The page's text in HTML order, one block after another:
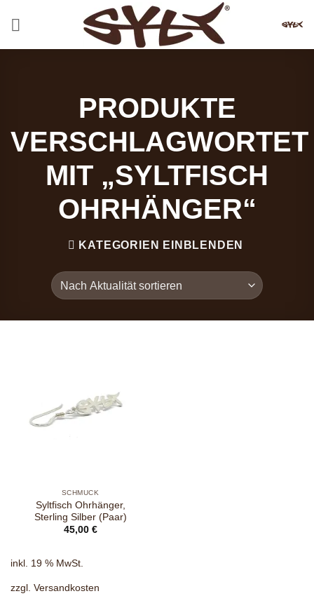
PRODUKTE
VERSCHLAGWORTET
MIT „SYLTFISCH
OHRHÄNGER“
KATEGORIEN EINBLENDEN
SCHMUCK
Syltfisch Ohrhänger,
Sterling Silber (Paar)
45,00 €
inkl. 19 % MwSt.
zzgl. Versandkosten